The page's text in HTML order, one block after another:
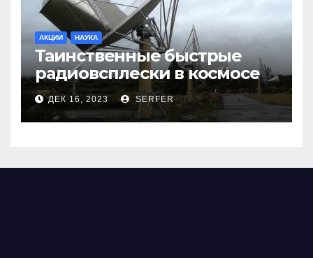
АКЦИИ НАУКА
Таинственные быстрые
радиовсплески в космосе
сделались все более
странными
ДЕК 16, 2023 SERFER